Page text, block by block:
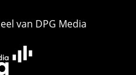
van DPG Media